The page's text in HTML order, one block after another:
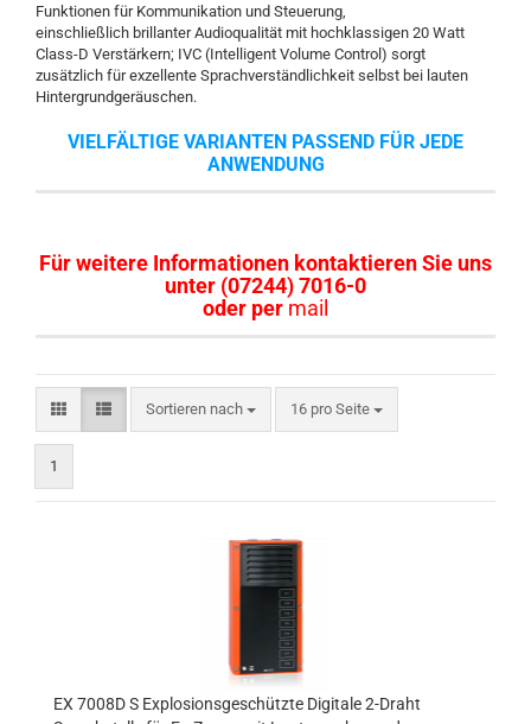
Funktionen für Kommunikation und Steuerung,
einschließlich brillanter Audioqualität mit hochklassigen 20 Watt
Class-D Verstärkern; IVC (Intelligent Volume Control) sorgt
zusätzlich für exzellente Sprachverständlichkeit selbst bei lauten
Hintergrundgeräuschen.
VIELFÄLTIGE VARIANTEN PASSEND FÜR JEDE
ANWENDUNG
Für weitere Informationen kontaktieren Sie uns
unter (07244) 7016-0
oder per mail
Sortieren nach
Sortieren nach 16 pro Seite
pro Seite
1
EX 7008D S Explosionsgeschützte Digitale 2-Draht